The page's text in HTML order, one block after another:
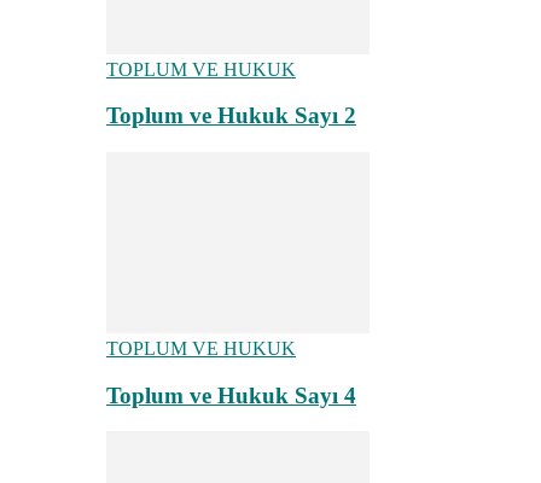
TOPLUM VE HUKUK
Toplum ve Hukuk Sayı 2
TOPLUM VE HUKUK
Toplum ve Hukuk Sayı 4